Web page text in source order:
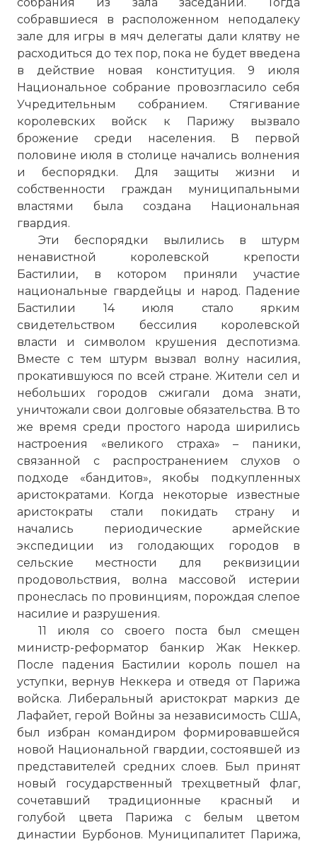
собравшиеся в расположенном неподалеку
зале для игры в мяч делегаты дали клятву не
расходиться до тех пор, пока не будет введена
в действие новая конституция. 9 июля
Национальное собрание провозгласило себя
Учредительным собранием. Стягивание
королевских войск к Парижу вызвало
брожение среди населения. В первой
половине июля в столице начались волнения
и беспорядки. Для защиты жизни и
собственности граждан муниципальными
властями была создана Национальная
гвардия.
Эти беспорядки вылились в штурм
ненавистной королевской крепости
Бастилии, в котором приняли участие
национальные гвардейцы и народ. Падение
Бастилии 14 июля стало ярким
свидетельством бессилия королевской
власти и символом крушения деспотизма.
Вместе с тем штурм вызвал волну насилия,
прокатившуюся по всей стране. Жители сел и
небольших городов сжигали дома знати,
уничтожали свои долговые обязательства. В то
же время среди простого народа ширились
настроения «великого страха» – паники,
связанной с распространением слухов о
подходе «бандитов», якобы подкупленных
аристократами. Когда некоторые известные
аристократы стали покидать страну и
начались периодические армейские
экспедиции из голодающих городов в
сельские местности для реквизиции
продовольствия, волна массовой истерии
пронеслась по провинциям, порождая слепое
насилие и разрушения.
11 июля со своего поста был смещен
министр-реформатор банкир Жак Неккер.
После падения Бастилии король пошел на
уступки, вернув Неккера и отведя от Парижа
войска. Либеральный аристократ маркиз де
Лафайет, герой Войны за независимость США,
был избран командиром формировавшейся
новой Национальной гвардии, состоявшей из
представителей средних слоев. Был принят
новый государственный трехцветный флаг,
сочетавший традиционные красный и
голубой цвета Парижа с белым цветом
династии Бурбонов. Муниципалитет Парижа,
Короли Франции. 13. 2. Людовик XVI.
французская революция (sl)
Имя:
Комментарий:
Проверочный код:
Вернуться в статью:Великая французская